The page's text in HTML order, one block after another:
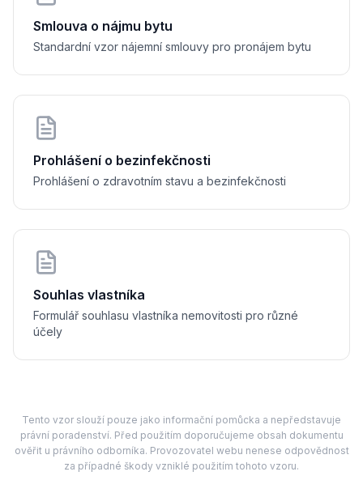
ve dvou stejnopisech.
............................................
Vydlužitel
Smlouva o nájmu bytu
Standardní vzor nájemní smlouvy pro pronájem bytu
Prohlášení o bezinfekčnosti
Prohlášení o zdravotním stavu a bezinfekčnosti
Souhlas vlastníka
Formulář souhlasu vlastníka nemovitosti pro různé
účely
Tento vzor slouží pouze jako informační pomůcka a nepředstavuje
právní poradenství. Před použitím doporučujeme obsah dokumentu
ověřit u právního odborníka. Provozovatel webu nenese odpovědnost
za případné škody vzniklé použitím tohoto vzoru.